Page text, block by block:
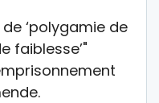
‘polygamie de
faiblesse’"